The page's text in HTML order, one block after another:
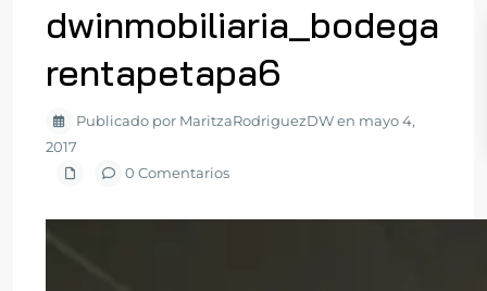
dwinmobiliaria_bodega
rentapetapa6
Publicado por MaritzaRodriguezDW en mayo 4,
2017
0 Comentarios